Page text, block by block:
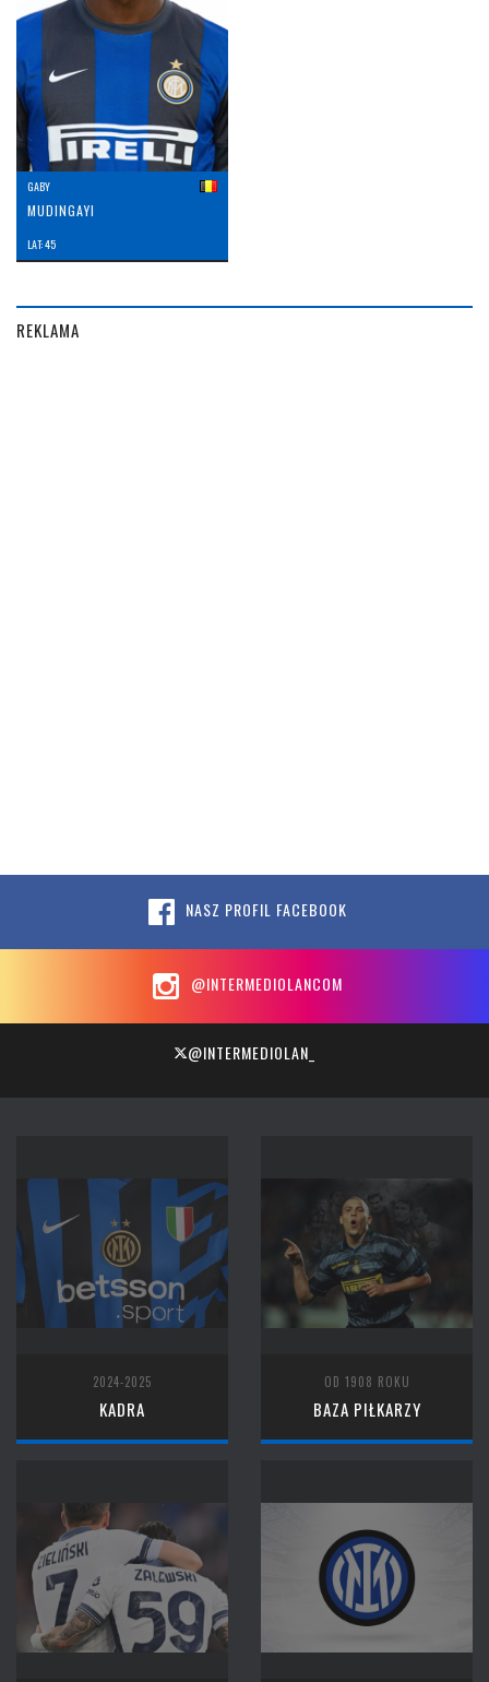
GABY
MUDINGAYI
LAT: 45
REKLAMA
NASZ PROFIL FACEBOOK
@INTERMEDIOLANCOM
@INTERMEDIOLAN_
2024-2025
KADRA
OD 1908 ROKU
BAZA PIŁKARZY